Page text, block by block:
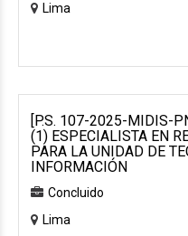
Lima
[P.S. 107-2025-MIDIS-
(1) ESPECIALISTA EN
PARA LA UNIDAD DE
INFORMACIÓN
Concluido
Lima